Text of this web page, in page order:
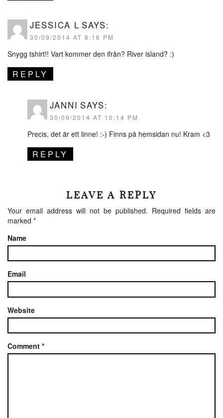
JESSICA L SAYS:
30/09/2014 AT 8:16 PM
Snygg tshirt!! Vart kommer den ifrån? River island? :)
REPLY
JANNI SAYS:
30/09/2014 AT 10:14 PM
Precis, det är ett linne! :-) Finns på hemsidan nu! Kram <3
REPLY
LEAVE A REPLY
Your email address will not be published. Required fields are
marked *
Name
Email
Website
Comment *